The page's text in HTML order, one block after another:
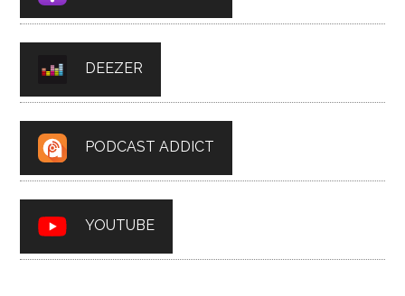
DEEZER
PODCAST ADDICT
YOUTUBE